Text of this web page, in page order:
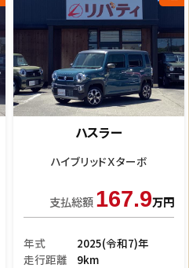
ハスラー
Ｇ
支払総額99.9万円
年式
2018(平成30)年
走行距離
3.8万km